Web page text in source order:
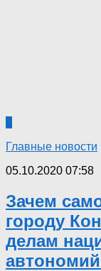
Главные новости
05.10.2020 07:58
Зачем
городу
делам